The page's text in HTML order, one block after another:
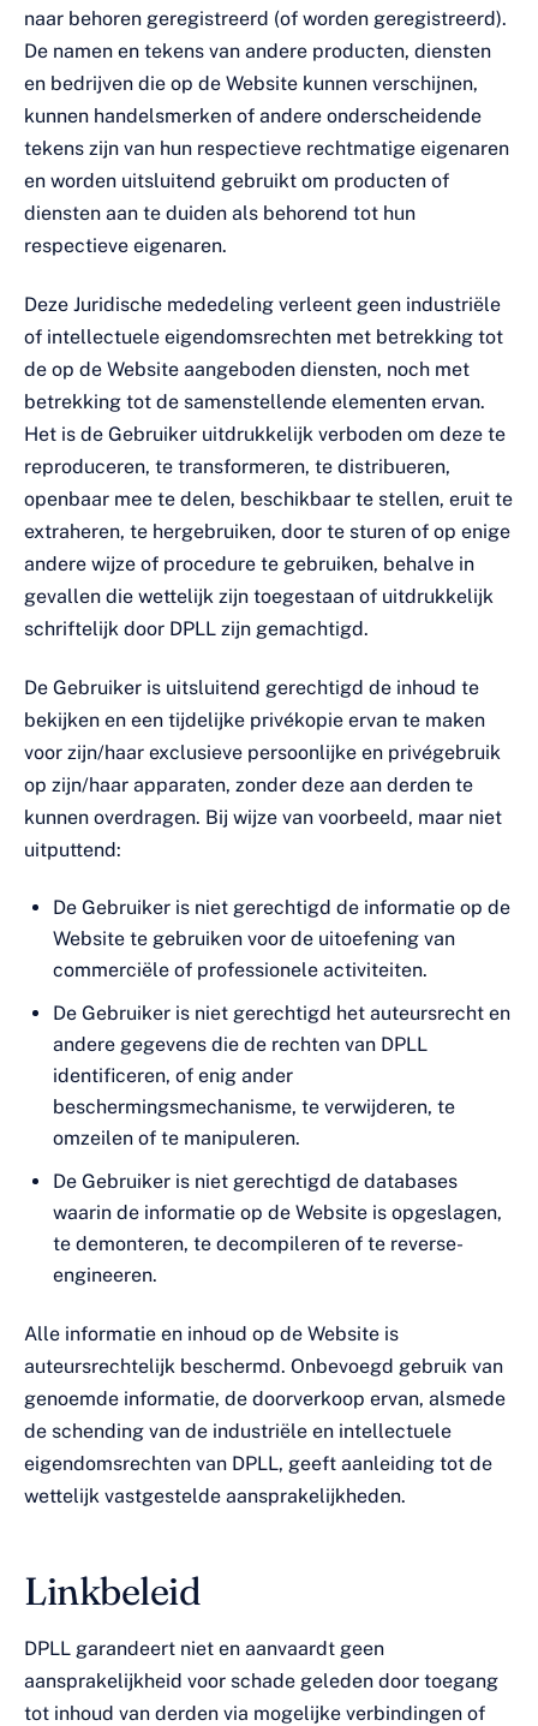
naar behoren geregistreerd (of worden geregistreerd).
De namen en tekens van andere producten, diensten
en bedrijven die op de Website kunnen verschijnen,
kunnen handelsmerken of andere onderscheidende
tekens zijn van hun respectieve rechtmatige eigenaren
en worden uitsluitend gebruikt om producten of
diensten aan te duiden als behorend tot hun
respectieve eigenaren.
Deze Juridische mededeling verleent geen industriële
of intellectuele eigendomsrechten met betrekking tot
de op de Website aangeboden diensten, noch met
betrekking tot de samenstellende elementen ervan.
Het is de Gebruiker uitdrukkelijk verboden om deze te
reproduceren, te transformeren, te distribueren,
openbaar mee te delen, beschikbaar te stellen, eruit te
extraheren, te hergebruiken, door te sturen of op enige
andere wijze of procedure te gebruiken, behalve in
gevallen die wettelijk zijn toegestaan of uitdrukkelijk
schriftelijk door DPLL zijn gemachtigd.
De Gebruiker is uitsluitend gerechtigd de inhoud te
bekijken en een tijdelijke privékopie ervan te maken
voor zijn/haar exclusieve persoonlijke en privégebruik
op zijn/haar apparaten, zonder deze aan derden te
kunnen overdragen. Bij wijze van voorbeeld, maar niet
uitputtend:
De Gebruiker is niet gerechtigd de informatie op de
Website te gebruiken voor de uitoefening van
commerciële of professionele activiteiten.
De Gebruiker is niet gerechtigd het auteursrecht en
andere gegevens die de rechten van DPLL
identificeren, of enig ander
beschermingsmechanisme, te verwijderen, te
omzeilen of te manipuleren.
De Gebruiker is niet gerechtigd de databases
waarin de informatie op de Website is opgeslagen,
te demonteren, te decompileren of te reverse-
engineeren.
Alle informatie en inhoud op de Website is
auteursrechtelijk beschermd. Onbevoegd gebruik van
genoemde informatie, de doorverkoop ervan, alsmede
de schending van de industriële en intellectuele
eigendomsrechten van DPLL, geeft aanleiding tot de
wettelijk vastgestelde aansprakelijkheden.
Linkbeleid
DPLL garandeert niet en aanvaardt geen
aansprakelijkheid voor schade geleden door toegang
tot inhoud van derden via mogelijke verbindingen of